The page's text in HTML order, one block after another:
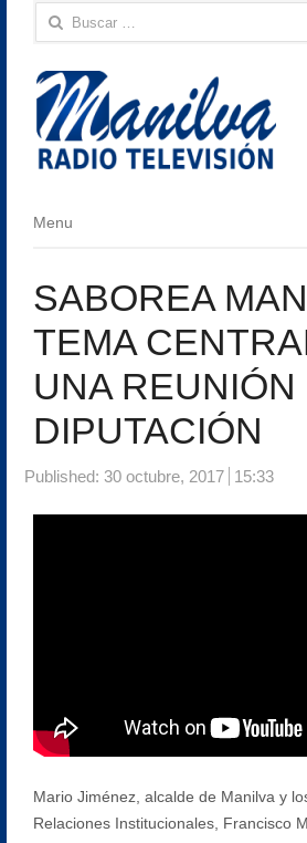
Buscar:
Menu
Menu
SABOREA
TEMA
UNA REUNIÓN
DIPUTACIÓN
Published: 30 octubre, 2017 15:33
Mario Jiménez, alcalde de Manilva y
Relaciones Institucionales, Francisco